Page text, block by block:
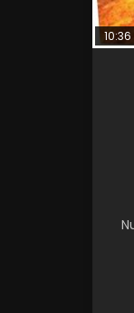
10:36